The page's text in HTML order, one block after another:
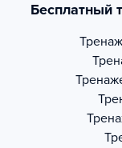
Бесплатный